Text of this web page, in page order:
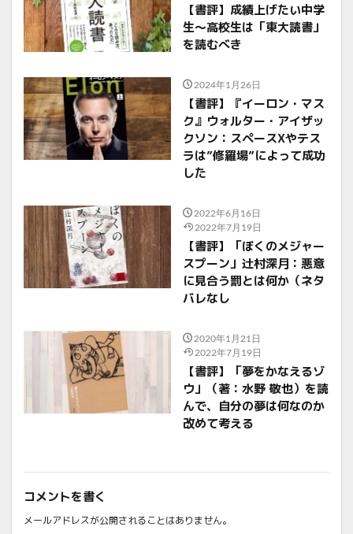
【書評】成績上げたい中学
生〜高校生は「東大読書」
を読むべき
2024年1月26日
【書評】『イーロン・マス
ク』ウォルター・アイザッ
クソン：スペースXやテス
ラは”修羅場”によって成功
した
2022年6月16日
2022年7月19日
【書評】「ぼくのメジャー
スプーン」辻村深月：悪意
に見合う罰とは何か（ネタ
バレなし
2020年1月21日
2022年7月19日
【書評】「夢をかなえるゾ
ウ」（著：水野 敬也）を読
んで、自分の夢は何なのか
改めて考える
コメントを書く
メールアドレスが公開されることはありません。